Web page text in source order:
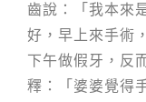
齒說：「我本來
好，早上來手術
下午做假牙，反
釋：「婆婆覺得